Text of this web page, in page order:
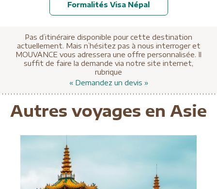
Formalités Visa Népal
Pas d’itinéraire disponible pour cette destination
actuellement. Mais n’hésitez pas à nous interroger et
MOUVANCE vous adressera une offre personnalisée. Il
suffit de faire la demande via notre site internet,
rubrique
« Demandez un devis »
Autres voyages en Asie